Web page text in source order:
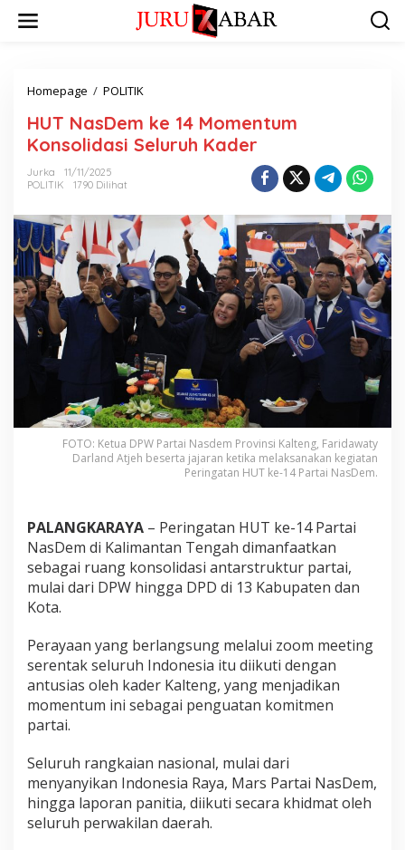
Homepage / POLITIK
HUT NasDem ke 14 Momentum
Konsolidasi Seluruh Kader
Jurka
11/11/2025
POLITIK
1790 Dilihat
FOTO: Ketua DPW Partai Nasdem Provinsi Kalteng, Faridawaty
Darland Atjeh beserta jajaran ketika melaksanakan kegiatan
Peringatan HUT ke-14 Partai NasDem.
PALANGKARAYA – Peringatan HUT ke-14 Partai
NasDem di Kalimantan Tengah dimanfaatkan
sebagai ruang konsolidasi antarstruktur partai,
mulai dari DPW hingga DPD di 13 Kabupaten dan
Kota.
Perayaan yang berlangsung melalui zoom meeting
serentak seluruh Indonesia itu diikuti dengan
antusias oleh kader Kalteng, yang menjadikan
momentum ini sebagai penguatan komitmen
partai.
Seluruh rangkaian nasional, mulai dari
menyanyikan Indonesia Raya, Mars Partai NasDem,
hingga laporan panitia, diikuti secara khidmat oleh
seluruh perwakilan daerah.